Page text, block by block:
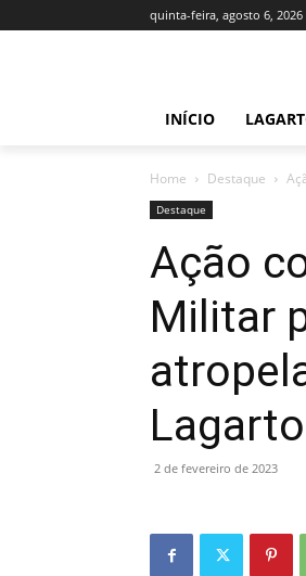
quinta-feira, agosto 6, 2026
INÍCIO
Home Destaque
Destaque
Ação
Militar
Lagarto
2 de fevereiro de 2023